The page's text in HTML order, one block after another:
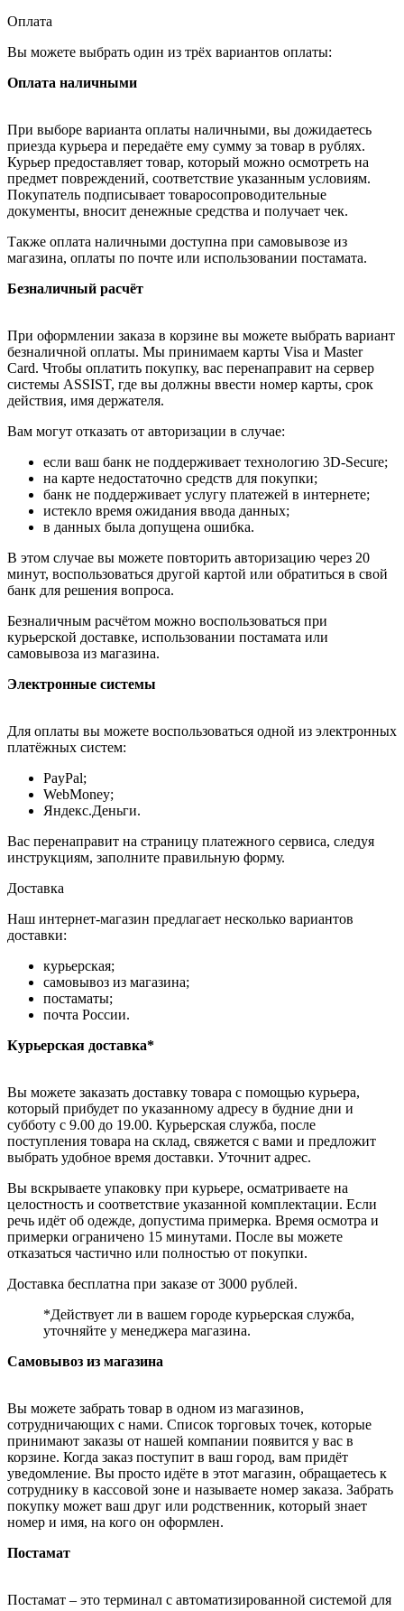
Оплата
Вы можете выбрать один из трёх вариантов оплаты:
Оплата наличными
При выборе варианта оплаты наличными, вы дожидаетесь
приезда курьера и передаёте ему сумму за товар в рублях.
Курьер предоставляет товар, который можно осмотреть на
предмет повреждений, соответствие указанным условиям.
Покупатель подписывает товаросопроводительные
документы, вносит денежные средства и получает чек.
Также оплата наличными доступна при самовывозе из
магазина, оплаты по почте или использовании постамата.
Безналичный расчёт
При оформлении заказа в корзине вы можете выбрать вариант
безналичной оплаты. Мы принимаем карты Visa и Master
Card. Чтобы оплатить покупку, вас перенаправит на сервер
системы ASSIST, где вы должны ввести номер карты, срок
действия, имя держателя.
Вам могут отказать от авторизации в случае:
если ваш банк не поддерживает технологию 3D-Secure;
на карте недостаточно средств для покупки;
банк не поддерживает услугу платежей в интернете;
истекло время ожидания ввода данных;
в данных была допущена ошибка.
В этом случае вы можете повторить авторизацию через 20
минут, воспользоваться другой картой или обратиться в свой
банк для решения вопроса.
Безналичным расчётом можно воспользоваться при
курьерской доставке, использовании постамата или
самовывоза из магазина.
Электронные системы
Для оплаты вы можете воспользоваться одной из электронных
платёжных систем:
PayPal;
WebMoney;
Яндекс.Деньги.
Вас перенаправит на страницу платежного сервиса, следуя
инструкциям, заполните правильную форму.
Доставка
Наш интернет-магазин предлагает несколько вариантов
доставки:
курьерская;
самовывоз из магазина;
постаматы;
почта России.
Курьерская доставка*
Вы можете заказать доставку товара с помощью курьера,
который прибудет по указанному адресу в будние дни и
субботу с 9.00 до 19.00. Курьерская служба, после
поступления товара на склад, свяжется с вами и предложит
выбрать удобное время доставки. Уточнит адрес.
Вы вскрываете упаковку при курьере, осматриваете на
целостность и соответствие указанной комплектации. Если
речь идёт об одежде, допустима примерка. Время осмотра и
примерки ограничено 15 минутами. После вы можете
отказаться частично или полностью от покупки.
Доставка бесплатна при заказе от 3000 рублей.
*Действует ли в вашем городе курьерская служба,
уточняйте у менеджера магазина.
Самовывоз из магазина
Вы можете забрать товар в одном из магазинов,
сотрудничающих с нами. Список торговых точек, которые
принимают заказы от нашей компании появится у вас в
корзине. Когда заказ поступит в ваш город, вам придёт
уведомление. Вы просто идёте в этот магазин, обращаетесь к
сотруднику в кассовой зоне и называете номер заказа. Забрать
покупку может ваш друг или родственник, который знает
номер и имя, на кого он оформлен.
Постамат
Постамат – это терминал с автоматизированной системой для